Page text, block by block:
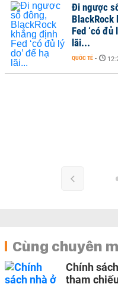
Đi ngược
BlackRock
Fed ‘có đủ
lãi...
QUỐC TẾ -
Cùng chuyên
Chính
tham